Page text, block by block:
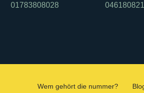
01783808028
Wem gehört die nummer?